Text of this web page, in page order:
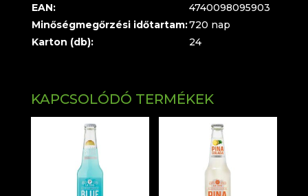
EAN:
4740098095903
Minőségmegőrzési időtartam:720 nap
Karton (db):
24
KAPCSOLÓDÓ TERMÉKEK